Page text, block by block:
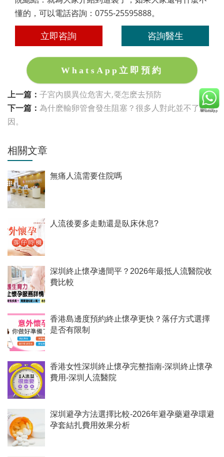
懂的，可以電話咨詢：0755-25595888。
立即咨詢 咨詢醫生
WhatsApp立即預約
上一篇： 子宮內膜異位危害大,要怎麽去預防
下一篇： 為什麽輸卵管會發生阻塞？很多人對此並不了解原
因。
相關文章
無痛人流需要住院嗎
人流後要多走動還是臥床休息?
深圳終止懷孕邊間平？2026年最抵人流醫院收
費比較
香港島邊度預約終止懷孕更快？落仔方式選擇
是否有限制
香港女性深圳終止懷孕完整指南-深圳終止懷孕
費用-深圳人流醫院
深圳避孕方法選擇比較-2026年避孕藥避孕環避
孕套結扎費用效果分析